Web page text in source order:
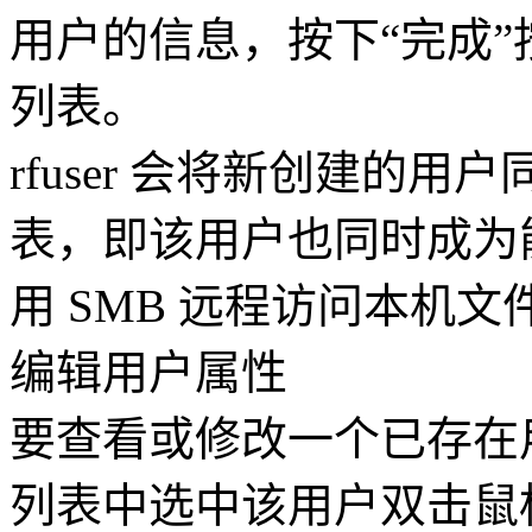
用户的信息，按下“完成
列表。
rfuser 会将新创建的用户
表，即该用户也同时成为
用 SMB 远程访问本机文
编辑用户属性
要查看或修改一个已存
列表中选中该用户双击